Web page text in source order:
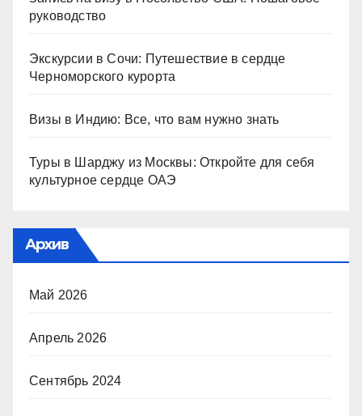
руководство
Экскурсии в Сочи: Путешествие в сердце
Черноморского курорта
Визы в Индию: Все, что вам нужно знать
Туры в Шарджу из Москвы: Откройте для себя
культурное сердце ОАЭ
Архив
Май 2026
Апрель 2026
Сентябрь 2024